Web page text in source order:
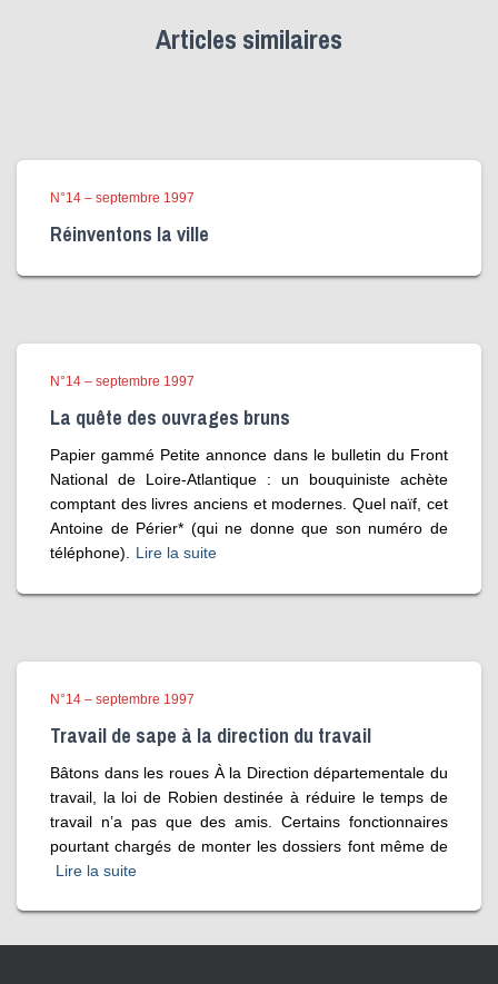
Articles similaires
N°14 – septembre 1997
Réinventons la ville
N°14 – septembre 1997
La quête des ouvrages bruns
Papier gammé Petite annonce dans le bulletin du Front
National de Loire-Atlantique : un bouquiniste achète
comptant des livres anciens et modernes. Quel naïf, cet
Antoine de Périer* (qui ne donne que son numéro de
téléphone). Lire la suite
N°14 – septembre 1997
Travail de sape à la direction du travail
Bâtons dans les roues À la Direction départementale du
travail, la loi de Robien destinée à réduire le temps de
travail n’a pas que des amis. Certains fonctionnaires
pourtant chargés de monter les dossiers font même de
Lire la suite